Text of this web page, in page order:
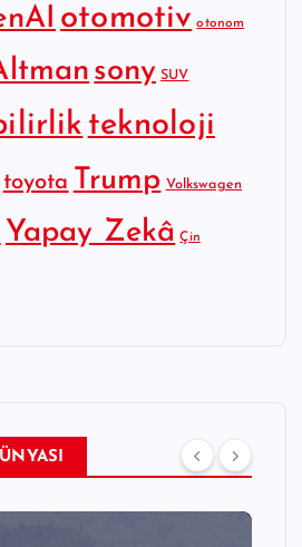
otomotiv otonom
sony SUV
teknoloji
toyota Trump Volkswagen
Yapay Zekâ Çin